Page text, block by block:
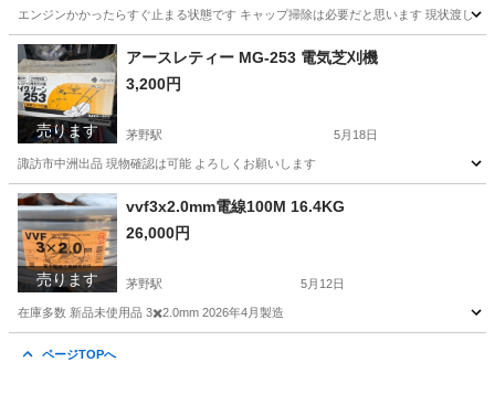
エンジンかかったらすぐ止まる状態です キャップ掃除は必要だと思います 現状渡し
長野 諏訪郡 ヤンマー
売ります
アースレティー MG-253 電気芝刈機
3,200円
茅野駅 5月18日
諏訪市中洲出品 現物確認は可能 よろしくお願いします
長野 諏訪市 その他
売ります
vvf3x2.0mm電線100M 16.4KG
26,000円
茅野駅 5月12日
在庫多数 新品未使用品 3✖️2.0mm 2026年4月製造
ページTOPへ